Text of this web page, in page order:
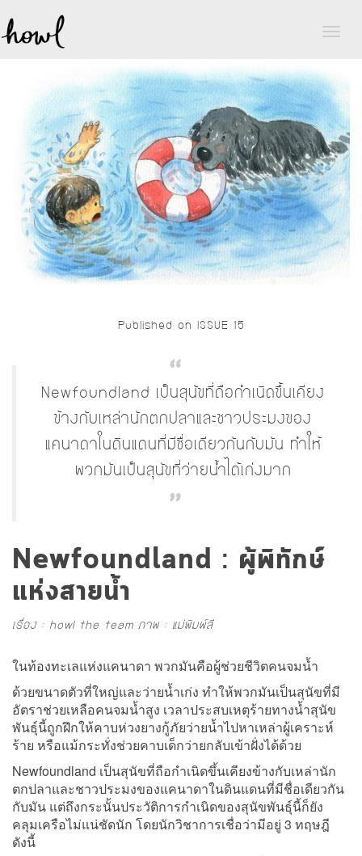
Published on ISSUE 15
Newfoundland เป็นสุนัขที่ถือกำเนิดขึ้นเคียง
ข้างกับเหล่านักตกปลาและชาวประมงของ
แคนาดาในดินแดนที่มีชื่อเดียวกันกับมัน ทำให้
พวกมันเป็นสุนัขที่ว่ายน้ำได้เก่งมาก
Newfoundland : ผู้พิทักษ์
แห่งสายน้ำ
เรื่อง : howl the team ภาพ : แม่พิมพ์สี
ในท้องทะเลแห่งแคนาดา พวกมันคือผู้ช่วยชีวิตคนจมน้ำ
ด้วยขนาดตัวที่ใหญ่และว่ายน้ำเก่ง ทำให้พวกมันเป็นสุนัขที่มี
อัตราช่วยเหลือคนจมน้ำสูง เวลาประสบเหตุร้ายทางน้ำสุนัข
พันธุ์นี้ถูกฝึกให้คาบห่วงยางกู้ภัยว่ายน้ำไปหาเหล่าผู้เคราะห์
ร้าย หรือแม้กระทั่งช่วยคาบเด็กว่ายกลับเข้าฝั่งได้ด้วย
Newfoundland เป็นสุนัขที่ถือกำเนิดขึ้นเคียงข้างกับเหล่านัก
ตกปลาและชาวประมงของแคนาดาในดินแดนที่มีชื่อเดียวกัน
กับมัน แต่ถึงกระนั้นประวัติการกำเนิดของสุนัขพันธุ์นี้ก็ยัง
คลุมเครือไม่แน่ชัดนัก โดยนักวิชาการเชื่อว่ามีอยู่ 3 ทฤษฎี
ดังนี้